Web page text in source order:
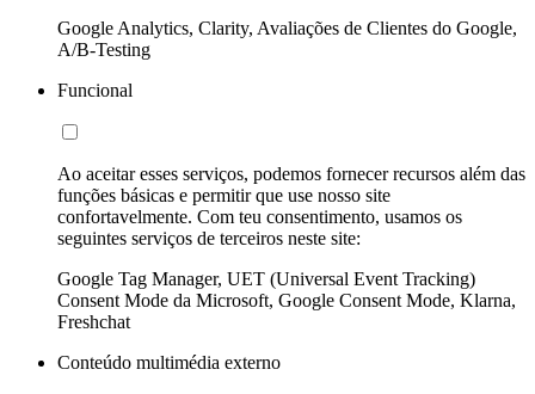
Google Analytics, Clarity, Avaliações de Clientes do Google,
A/B-Testing
Funcional
Ao aceitar esses serviços, podemos fornecer recursos além das
funções básicas e permitir que use nosso site
confortavelmente. Com teu consentimento, usamos os
seguintes serviços de terceiros neste site:
Google Tag Manager, UET (Universal Event Tracking)
Consent Mode da Microsoft, Google Consent Mode, Klarna,
Freshchat
Conteúdo multimédia externo